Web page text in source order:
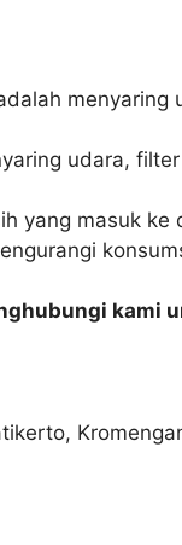
udara,
yang masuk ke
kami